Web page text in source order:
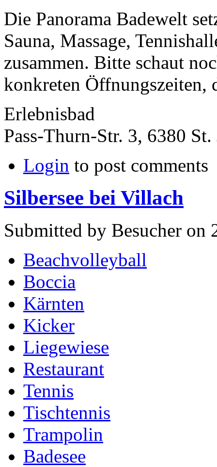
Die Panorama Badewelt
Sauna, Massage,
zusammen. Bitte schaut
konkreten Öffnungszeiten,
Erlebnisbad
Pass-Thurn-Str. 3, 6380
Login to post comments
Silbersee bei Villach
Submitted by Besucher on
Beachvolleyball
Boccia
Kärnten
Kicker
Liegewiese
Restaurant
Tennis
Tischtennis
Trampolin
Badesee